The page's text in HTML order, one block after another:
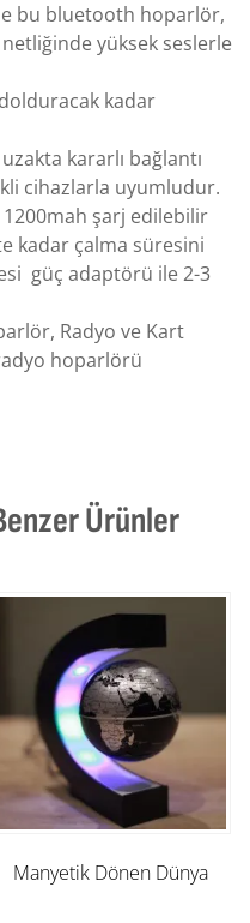
bu bluetooth hoparlör,
yüksek seslerle
kadar
kararlı bağlantı
cihazlarla uyumludur.
şarj edilebilir
kadar çalma süresini
güç adaptörü ile 2-3
Radyo ve Kart
hoparlörü
Ürünler
Manyetik Dönen Dünya